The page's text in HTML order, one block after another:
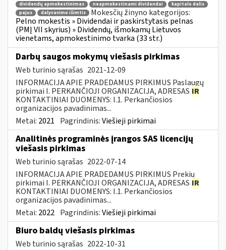
dividendų apmokestinimas
neapmokestinami dividendai
kapitalo dalis
pajus
dalyvavimo išimtis
Mokesčių žinyno kategorijos:
Pelno mokestis » Dividendai ir paskirstytasis pelnas
(PMĮ VII skyrius) » Dividendų, išmokamų Lietuvos
vienetams, apmokestinimo tvarka (33 str.)
Darbų saugos mokymų viešasis pirkimas
Web turinio sąrašas 2021-12-09
INFORMACIJA APIE PRADEDAMUS PIRKIMUS Paslaugų
pirkimai I. PERKANČIOJI ORGANIZACIJA, ADRESAS IR
KONTAKTINIAI DUOMENYS: I.1. Perkančiosios
organizacijos pavadinimas...
Metai: 2021 Pagrindinis:Viešieji pirkimai
Analitinės programinės įrangos SAS licencijų
viešasis pirkimas
Web turinio sąrašas 2022-07-14
INFORMACIJA APIE PRADEDAMUS PIRKIMUS Prekių
pirkimai I. PERKANČIOJI ORGANIZACIJA, ADRESAS IR
KONTAKTINIAI DUOMENYS: I.1. Perkančiosios
organizacijos pavadinimas...
Metai: 2022 Pagrindinis:Viešieji pirkimai
Biuro baldų viešasis pirkimas
Web turinio sąrašas 2022-10-31